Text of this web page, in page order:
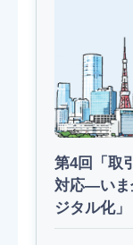
第4回「取
対応―いま
ジタル化」